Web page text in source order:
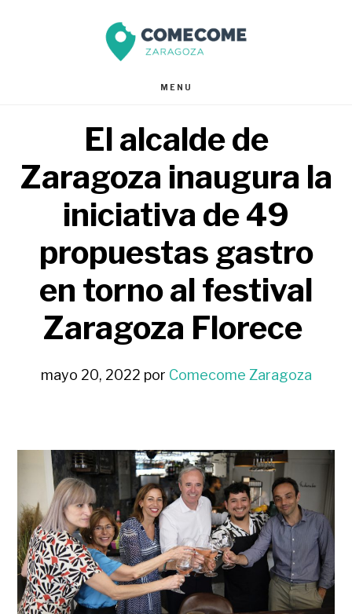
MENU
El alcalde de
Zaragoza inaugura la
iniciativa de 49
propuestas gastro
en torno al festival
Zaragoza Florece
mayo 20, 2022 por Comecome Zaragoza